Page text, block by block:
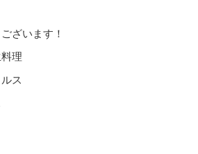
ざいます！
理
ス